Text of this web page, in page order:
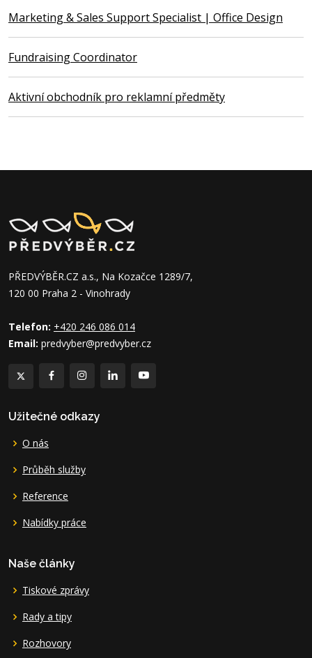
Marketing & Sales Support Specialist | Office Design
Fundraising Coordinator
Aktivní obchodník pro reklamní předměty
PŘEDVÝBĚR.CZ a.s., Na Kozačce 1289/7,
120 00 Praha 2 - Vinohrady
Telefon: +420 246 086 014
Email: predvyber@predvyber.cz
Užitečné odkazy
O nás
Průběh služby
Reference
Nabídky práce
Naše články
Tiskové zprávy
Rady a tipy
Rozhovory